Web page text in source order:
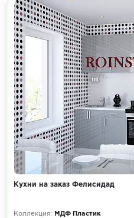
Кухни на заказ Фелисидад
Коллекция:
МДФ Пластик